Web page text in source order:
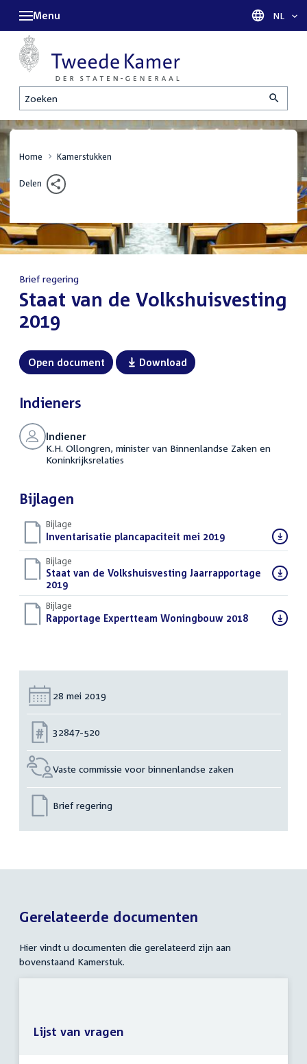
Zoeken
Menu Taal
NL
Home Kamerstukken
Delen
Brief regering
:Staat van de Volkshuisvesting
2019
Open document Download
Indieners
Indiener
K.H. Ollongren, minister van Binnenlandse Zaken en
Koninkrijksrelaties
Bijlagen
Bijlage
Download
bestand:
Inventarisatie plancapaciteit mei 2019(PDF)
Bijlage
Download
bestand:
Staat van de Volkshuisvesting Jaarrapportage
2019(PDF)
Bijlage
Download
Rapportage Expertteam Woningbouw 2018(PDF)
Datum:
28 mei 2019
Nummer:
32847-520
Vaste commissie voor binnenlandse zaken
Brief regering
Gerelateerde documenten
Hier vindt u documenten die gerelateerd zijn aan
bovenstaand Kamerstuk.
Lijst van vragen